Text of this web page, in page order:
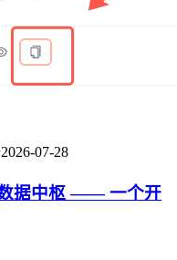
2026-07-28
据中枢 —— 一个开